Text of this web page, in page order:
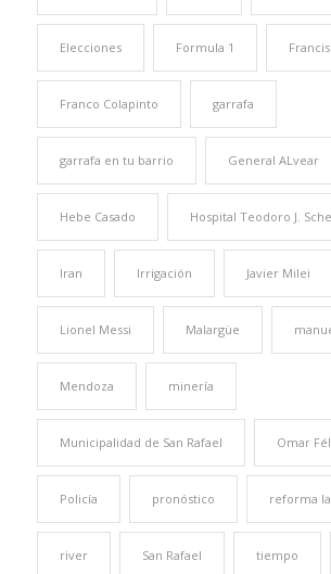
Elecciones Formula 1
Franco Colapinto garrafa
garrafa en tu barrio General ALvear
Hebe Casado Hospital Teodoro J.
Iran Irrigación Javier Milei
Lionel Messi Malargüe
Mendoza minería
Municipalidad de San Rafael Omar
Policía pronóstico reforma
river San Rafael tiempo